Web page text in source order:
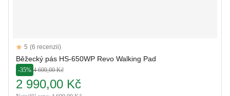
Reviews
5 out of 5 stars
5 (6 recenzii)
Běžecký pás HS-650WP Revo Walking Pad
-35% 4 600,00 Kč
2 990,00 Kč